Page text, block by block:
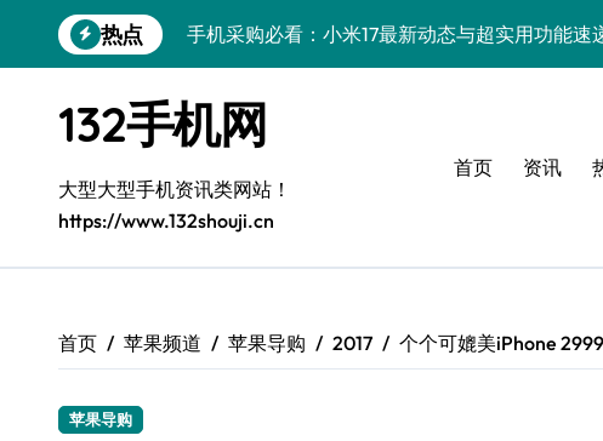
到
热点
手机采购必看：小米17最新动态与超实用功能速
手机采购必看！三星Galaxy Z Fold7折叠屏新进化
荣耀WIN RT资讯速递，手机采购新选择，一手资
vivo S50采购指南：揭秘新机亮点，掌握实用技巧
小米17 Ultra震撼来袭！前沿科技集结，采购首
荣耀Magic8 RSR深度剖析：新功能亮眼，优惠
132手机网
大型大型手机资讯类网站！
https://www.132shouji.cn
首页 资讯
首页 苹果频道 苹果导购 2017 个个可媲美iPhone
苹果导购